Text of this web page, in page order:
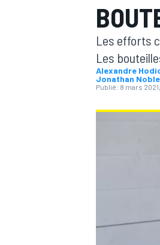
MOTOGP
Les efforts
Les
Alexandre
Jonathan Noble
Publié: 8 mars